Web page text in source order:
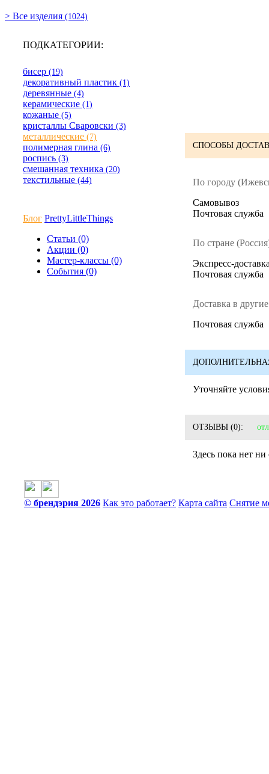
> Все изделия (1024)
ПОДКАТЕГОРИИ:
бисер (19)
декоративный пластик (1)
деревянные (4)
керамические (1)
кожаные (5)
кристаллы Сваровски (3)
металлические (7)
полимерная глина (6)
роспись (3)
смешанная техника (20)
текстильные (44)
Блог PrettyLittleThings
Статьи (0)
Акции (0)
Мастер-классы (0)
События (0)
СПОСОБЫ
По городу
Cамовывоз
Почтовая служба
По стране
Экспресс-
Почтовая служба
Доставка в
Почтовая служба
Уточняйте
ОТЗЫВЫ (0):
Здесь пока нет
© брендэрия 2026 Как это работает? Карта сайта Снятие